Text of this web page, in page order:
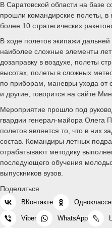
В Саратовской области на базе
прошли командирские полеты, в
более 10 стратегических
В ходе полетов экипажи
наиболее сложные элементы
дозаправку в воздухе, полеты
высотах, полеты в сложных
по приборам, маневры ухода от
и другие, говорится на сайте
Мероприятие прошло под
гвардии генерал-майора Олега
полетов является то, что в них
состав. Командиры летных
отрабатывают методику
последующего обучения
выпускников вузов.
Поделиться
ВКонтакте
Viber WhatsApp